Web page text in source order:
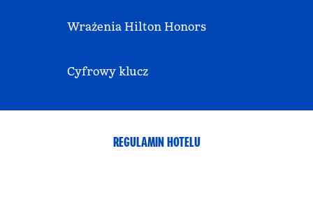
Wrażenia Hilton Honors
Cyfrowy klucz
REGULAMIN HOTELU